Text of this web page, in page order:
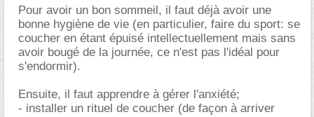
Pour avoir un bon sommeil, il faut déjà avoir une
bonne hygiène de vie (en particulier, faire du sport: se
coucher en étant épuisé intellectuellement mais sans
avoir bougé de la journée, ce n'est pas l'idéal pour
s'endormir).
Ensuite, il faut apprendre à gérer l'anxiété;
- installer un rituel de coucher (de façon à arriver